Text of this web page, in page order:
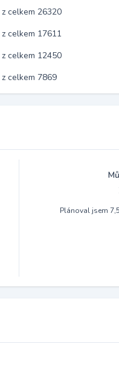
z celkem 26320
z celkem 17611
z celkem 12450
z celkem 7869
Plánoval jsem